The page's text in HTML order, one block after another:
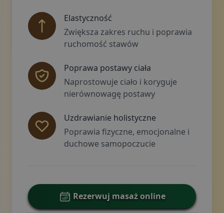
Elastyczność
Zwiększa zakres ruchu i poprawia
ruchomość stawów
Poprawa postawy ciała
Naprostowuje ciało i koryguje
nierównowagę postawy
Uzdrawianie holistyczne
Poprawia fizyczne, emocjonalne i
duchowe samopoczucie
Rezerwuj masaż online